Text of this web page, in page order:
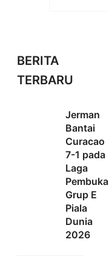
BERITA
TERBARU
Jerman
Bantai
Curacao
7-1 pada
Laga
Pembuka
Grup E
Piala
Dunia
2026